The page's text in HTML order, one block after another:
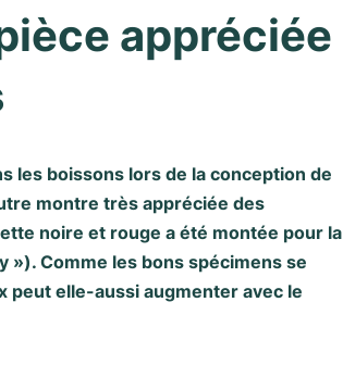
appréciée
les boissons lors de la conception de
montre très appréciée des
noire et rouge a été montée pour la
»). Comme les bons spécimens se
peut elle-aussi augmenter avec le